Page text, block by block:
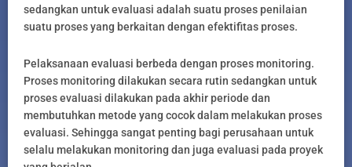
sedangkan untuk evaluasi adalah suatu proses penilaian
suatu proses yang berkaitan dengan efektifitas proses.
Pelaksanaan evaluasi berbeda dengan proses monitoring.
Proses monitoring dilakukan secara rutin sedangkan untuk
proses evaluasi dilakukan pada akhir periode dan
membutuhkan metode yang cocok dalam melakukan proses
evaluasi. Sehingga sangat penting bagi perusahaan untuk
selalu melakukan monitoring dan juga evaluasi pada proyek